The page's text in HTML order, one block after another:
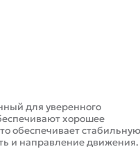
для уверенного
хорошее
обеспечивает стабильную
и направление движения.